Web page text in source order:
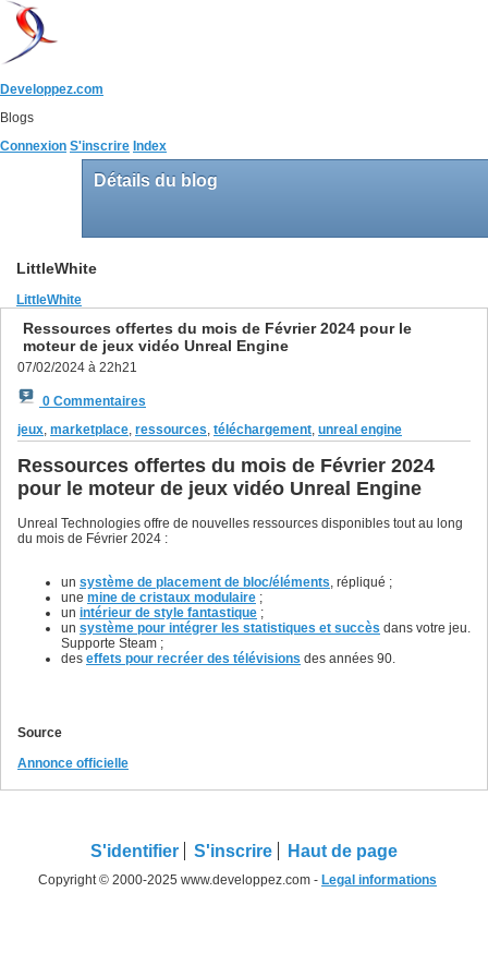
Developpez.com
Blogs
Connexion S'inscrire Index
Détails du blog
LittleWhite
LittleWhite
Ressources offertes du mois de Février 2024 pour le
moteur de jeux vidéo Unreal Engine
07/02/2024 à 22h21
0 Commentaires
jeux, marketplace, ressources, téléchargement, unreal engine
Ressources offertes du mois de Février 2024
pour le moteur de jeux vidéo Unreal Engine
Unreal Technologies offre de nouvelles ressources disponibles tout au long
du mois de Février 2024 :
un système de placement de bloc/éléments, répliqué ;
une mine de cristaux modulaire ;
un intérieur de style fantastique ;
un système pour intégrer les statistiques et succès dans votre jeu.
Supporte Steam ;
des effets pour recréer des télévisions des années 90.
Source
Annonce officielle
S'identifier S'inscrire Haut de page
Copyright © 2000-2025 www.developpez.com - Legal informations